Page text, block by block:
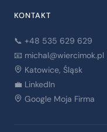
KONTAKT
📞 +48 535 629 629
📧 michal@wiercimok.pl
Katowice, Śląsk
💼 LinkedIn
Google Moja Firma